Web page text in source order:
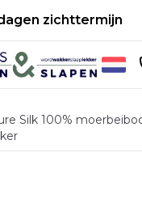
zichttermijn
Silk 100%